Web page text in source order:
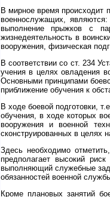
В мирное время происходит
военнослужащих,
выполнение прыжков с
жизнедеятельность в
вооружения, физическая
В соответствии со ст. 234
учения в целях овладения
Основными принципами
приближение обучения к
В ходе боевой подготовки,
обучения, в ходе которых
вооружения и военной
сконструированных в целях
Здесь необходимо
предполагает высокий
выполняющий служебные
обязанностей военной
Кроме плановых занятий